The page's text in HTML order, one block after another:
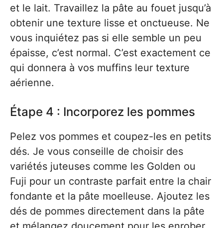
et le lait. Travaillez la pâte au fouet jusqu’à
obtenir une texture lisse et onctueuse. Ne
vous inquiétez pas si elle semble un peu
épaisse, c’est normal. C’est exactement ce
qui donnera à vos muffins leur texture
aérienne.
Étape 4 : Incorporez les pommes
Pelez vos pommes et coupez-les en petits
dés. Je vous conseille de choisir des
variétés juteuses comme les Golden ou
Fuji pour un contraste parfait entre la chair
fondante et la pâte moelleuse. Ajoutez les
dés de pommes directement dans la pâte